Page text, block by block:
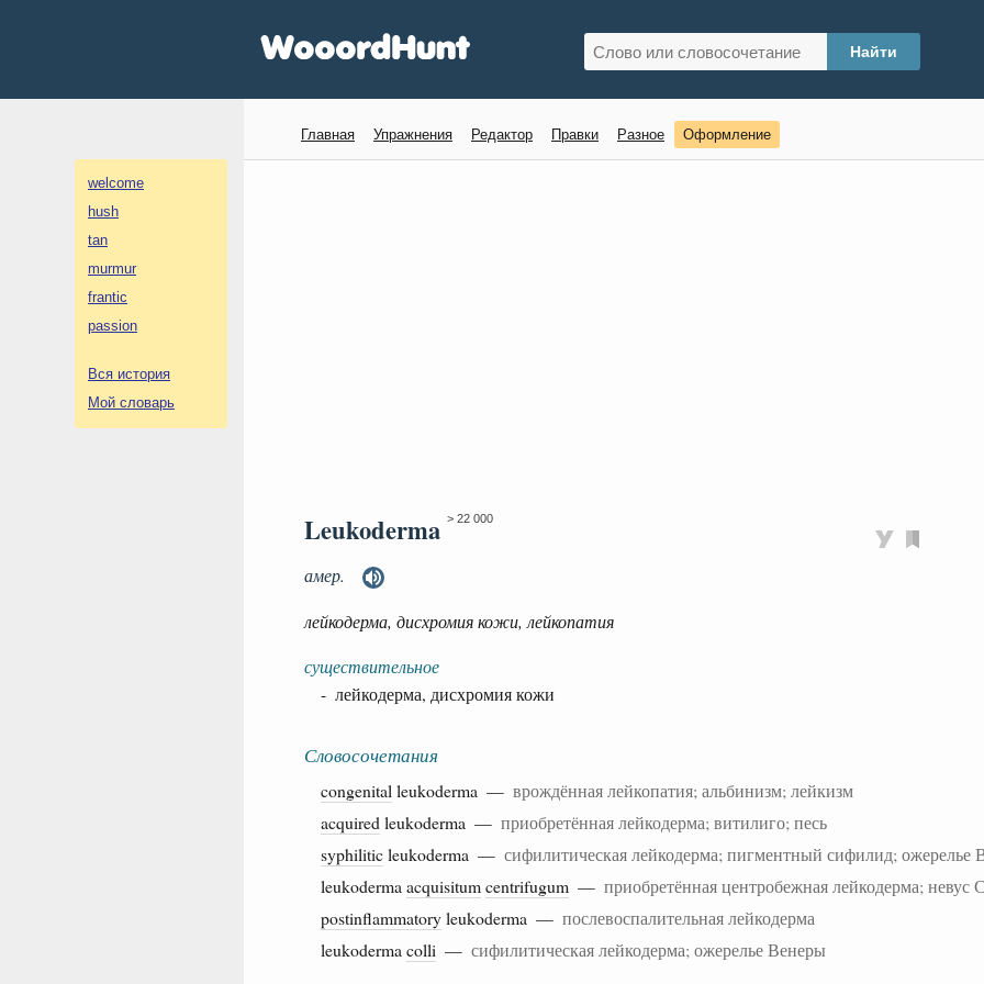
welcome
hush
tan
murmur
frantic
passion
Вся история
Мой словарь
Главная Упражнения Редактор Правки Разное Оформление
Leukoderma > 22 000
амер.
лейкодерма, дисхромия кожи, лейкопатия
существительное
- лейкодерма, дисхромия кожи
Словосочетания
congenital leukoderma — врождённая лейкопатия; альбинизм; лейкизм
acquired leukoderma — приобретённая лейкодерма; витилиго; песь
syphiliticleukoderma — сифилитическая лейкодерма; пигментный сифилид; ожерелье
leukoderma acquisitumcentrifugum — приобретённая центробежная лейкодерма; невус
postinflammatoryleukoderma — послевоспалительная лейкодерма
leukoderma colli — сифилитическая лейкодерма; ожерелье Венеры